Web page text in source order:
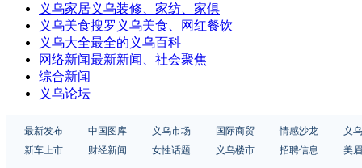
义乌家居义乌装修、家纺、家俱
义乌美食搜罗义乌美食、网红餐饮
义乌大全最全的义乌百科
网络新闻最新新闻、社会聚焦
综合新闻
义乌论坛
最新发布 中国图库 义乌市场 国际商贸 情感沙龙
义
新车上市
财经新闻 女性话题 义乌楼市 招聘信息 美